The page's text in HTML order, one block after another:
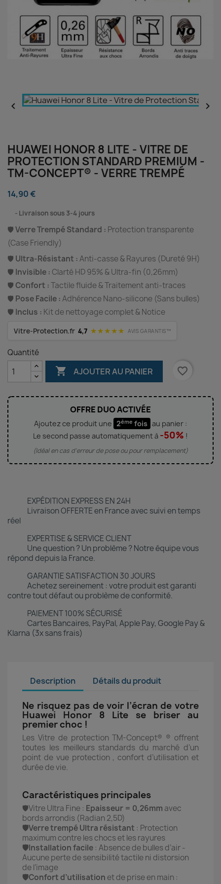
 
HUAWEI HONOR 8 LITE - VITRE DE
PROTECTION STANDARD PREMIUM -
TM-CONCEPT® - VERRE TREMPÉ
14,90 €
Livraison sous 3-4 jours
🛡️Verre Trempé Standard : Protection transparente
(Case Friendly)
🛡️ Ultra-Résistant :Anti-casse & Rayures (Dureté 9H)
🛡️ Invisible : Clarté HD 95% & Ultra-fin (0,26mm)
🛡️ Confort :Tactile fluide & Traitement anti-traces
🛡️ Pose Facile :Adhérence Nano-silicone (Sans bulles)
🛡️ Inclus : Kit de nettoyage complet & Notice
Vitre-Protection.fr 4,7 ★★★★★ AVIS GARANTIS™
Quantité
 AJOUTER AU PANIER favorite_border
OFFRE DUO ACTIVÉE
Ajoutez ce produit une 2ème fois au panier :
Le second passe automatiquement à -50% !
(Idéal en cas d'erreur de pose ou pour remplacement)
EXPÉDITION EXPRESS EN 24H
Livraison OFFERTE en France avec suivi en temps
réel
EXPERTISE & SERVICE CLIENT
Une question ? Un problème ? Notre équipe vous
répond depuis la France.
GARANTIE SATISFACTION 30 JOURS
Achetez sereinement : votre produit est garanti
contre tout défaut ou problème de conformité.
PAIEMENT 100% SÉCURISÉ
Cartes Bancaires, PayPal, Apple Pay, Google Pay &
Klarna (3x sans frais)
Description Détails du produit
Ne risquez pas de voir l’écran de votre
Huawei Honor 8 Lite se briser au
premier choc !
Les Vitre de protection TM-Concept® ® offrent
toutes les meilleurs standards du marché d’un
point de vue protection , confort d’utilisation et
durée de vie.
Caractéristiques principales
🛡️Vitre Ultra Fine : Epaisseur = 0,26mm avec
bords arrondis (Radian 2,5D)
🛡️Verre trempé Ultra résistant : Protection
maximum contre les chocs et les rayures
🛡️Installation facile : Absence de bulles d’air -
Aucune perte de sensibilité tactile ni distorsion
de l’image
🛡️Confort d’utilisation et de prise en main :